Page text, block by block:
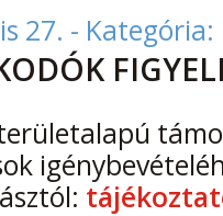
27. - Kategória: